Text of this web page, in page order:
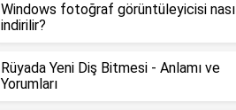
Windows fotoğraf görüntüleyicisi nasıl
indirilir?
Rüyada Yeni Diş Bitmesi - Anlamı ve
Yorumları